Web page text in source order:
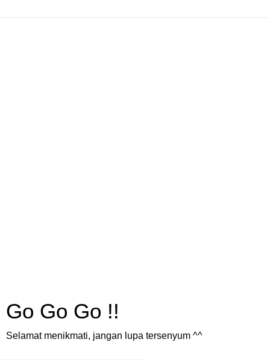
Go Go Go !!
Selamat menikmati, jangan lupa tersenyum ^^